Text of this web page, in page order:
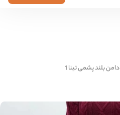
دامن بلند پشمی تینا 1